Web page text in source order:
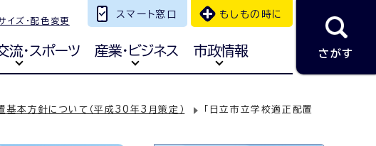
イズ・配色変更
スマート窓口 もしもの時に
流・スポーツ 産業・ビジネス 市政情報 さがす
基本方針について（平成30年3月策定）
「日立市立学校適正配置